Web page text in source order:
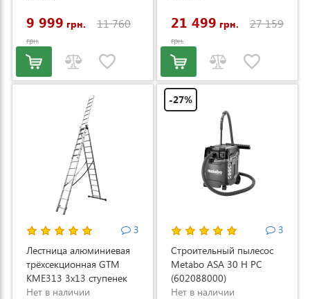
9 999 грн. 11 760
грн.
21 499 грн. 27 159
грн.
3
Лестница алюминиевая
трёхсекционная GTM
KME313 3x13 ступенек
3.53-8.93м (KME313)
Нет в наличии
-27%
3
Строительный пылесос
Metabo ASA 30 H PC
(602088000)
Нет в наличии